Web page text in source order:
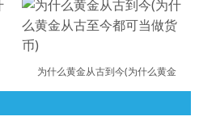
为什么黄金从古到今(为什么黄金